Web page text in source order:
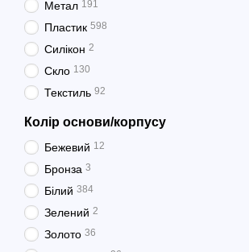
Метал 191
Пластик 598
Силікон 2
Скло 130
Текстиль 92
Колір основи/корпусу
Бежевий 12
Бронза 3
Білий 384
Зелений 2
Золото 36